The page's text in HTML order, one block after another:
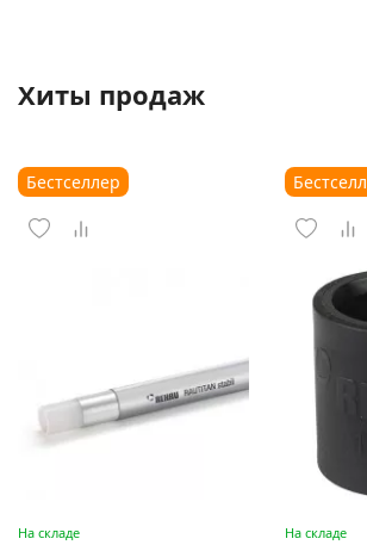
Хиты продаж
Бестселлер
На складе На складе